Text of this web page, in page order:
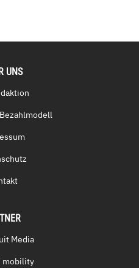
UNS
Media
mobility